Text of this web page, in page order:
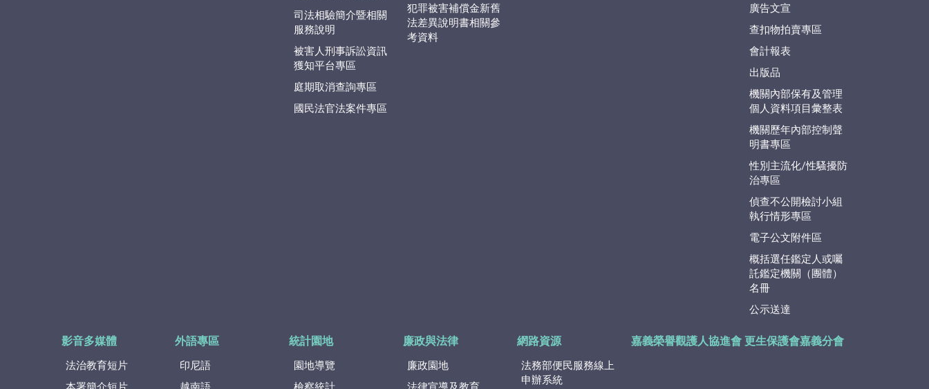
司法相驗簡介暨相關
服務說明
被害人刑事訴訟資訊
獲知平台專區
庭期取消查詢專區
國民法官法案件專區
犯罪被害補償金新舊
法差異說明書相關參
考資料
廣告文宣
查扣物拍賣專區
會計報表
出版品
機關內部保有及管理
個人資料項目彙整表
機關歷年內部控制聲
明書專區
性別主流化/性騷擾防
治專區
偵查不公開檢討小組
執行情形專區
電子公文附件區
概括選任鑑定人或囑
託鑑定機關（團體）
名冊
公示送達
影音多媒體
法治教育短片
外語專區
印尼語
統計園地
園地導覽
廉政與法律
廉政園地
網路資源
法務部便民服務線上
申辦系統
嘉義榮譽觀護人協進會 更生保護會嘉義分會